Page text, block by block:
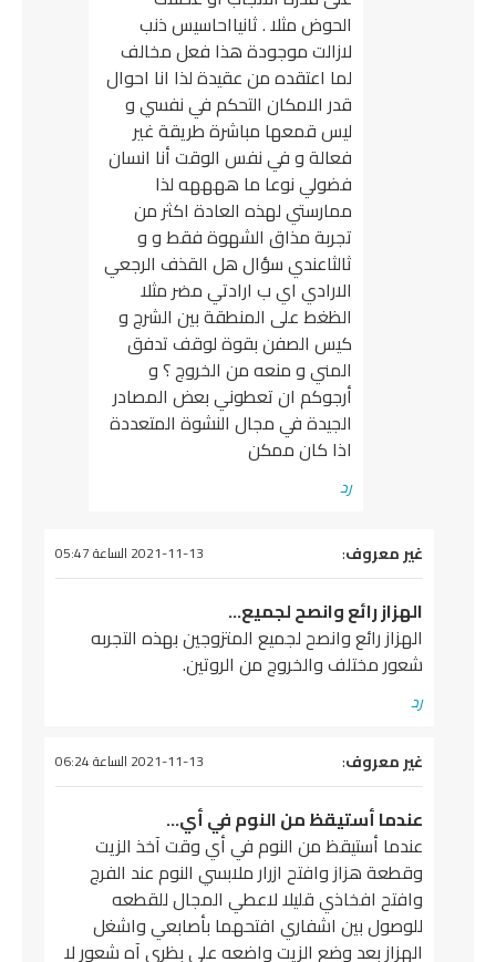
الحوض مثلا . ثانيااحاسيس ذنب
لازالت موجودة هذا فعل مخالف
لما اعتقده من عقيدة لذا انا احوال
قدر الامكان التحكم في نفسي و
ليس قمعها مباشرة طريقة غير
فعالة و في نفس الوقت أنا انسان
فضولي نوعا ما ههههه لذا
ممارستي لهذه العادة اكثر من
تجربة مذاق الشهوة فقط و و
ثالثاعندي سؤال هل القذف الرجعي
الارادي اي ب ارادتي مضر مثلا
الظغط على المنطقة بين الشرج و
كيس الصفن بقوة لوقف تدفق
المني و منعه من الخروج ؟ و
أرجوكم ان تعطوني بعض المصادر
الجيدة في مجال النشوة المتعددة
اذا كان ممكن
رد
يقول
غير معروف: 2021-11-13 الساعة 05:47
الهزاز رائع وانصح لجميع…
الهزاز رائع وانصح لجميع المتزوجين بهذه التجربه
شعور مختلف والخروج من الروتين.
رد
يقول
غير معروف: 2021-11-13 الساعة 06:24
عندما أستيقظ من النوم في أي…
عندما أستيقظ من النوم في أي وقت آخذ الزيت
وقطعة هزاز وافتح ازرار ملابسي النوم عند الفرج
وافتح افخاذي قليلا لاعطي المجال للقطعه
للوصول بين اشفاري افتحهما بأصابعي واشغل
الهزاز بعد وضع الزيت واضعه على بظري آه شعور لا